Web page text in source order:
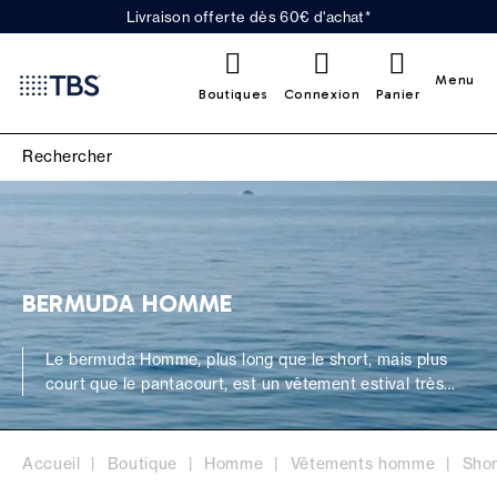
Livraison offerte dès 60€ d'achat*
Boutiques Connexion Panier
Menu
BERMUDA HOMME
Le bermuda Homme, plus long que le short, mais plus
court que le pantacourt, est un vêtement estival très
confortable. Apprécié depuis de nombreuses décennies,
il occupe aujourd’hui une large place au sein du vestiaire
masculin. Portez-le aussi bien lors d’activités extérieures
Accueil Boutique Homme Vêtements homme